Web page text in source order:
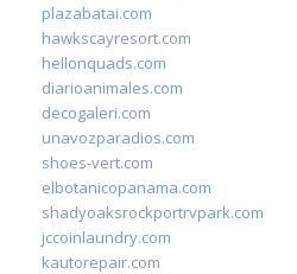
plazabatai.com
hawkscayresort.com
hellonquads.com
diarioanimales.com
decogaleri.com
unavozparadios.com
shoes-vert.com
elbotanicopanama.com
shadyoaksrockportrvpark.com
jccoinlaundry.com
kautorepair.com